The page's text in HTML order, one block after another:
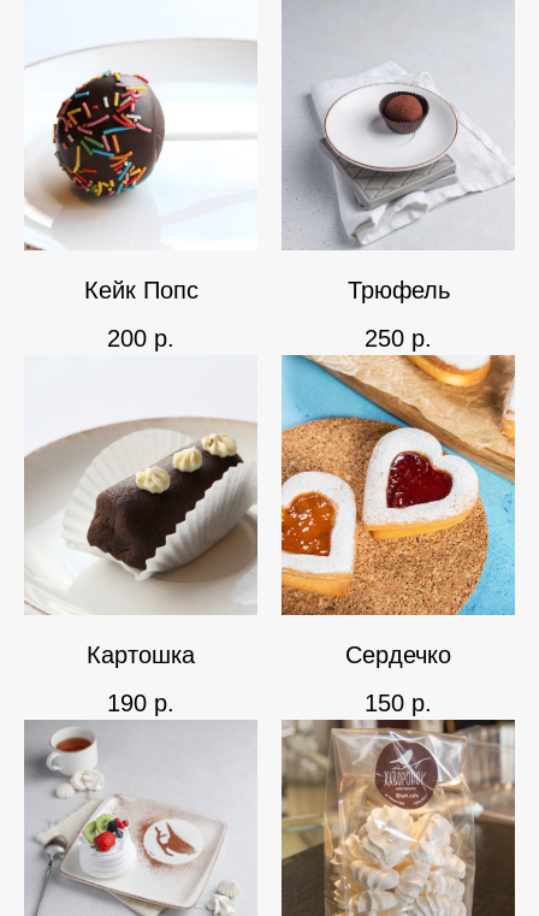
Кейк Попс
200 р.
Трюфель
250 р.
Картошка
190 р.
Сердечко
150 р.